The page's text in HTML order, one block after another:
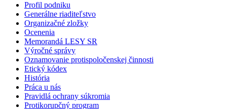
Profil podniku
Generálne riaditeľstvo
Organizačné zložky
Ocenenia
Memorandá LESY SR
Výročné správy
Oznamovanie protispoločenskej činnosti
Etický kódex
História
Práca u nás
Pravidlá ochrany súkromia
Protikorupčný program